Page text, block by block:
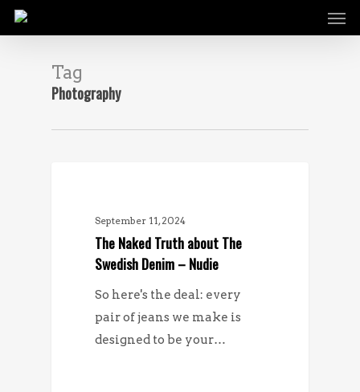
Skip
to
Tag
Photography
September 11, 2024
The Naked Truth about The
Swedish Denim – Nudie
So here's the deal: every
pair of jeans we make is
designed to be your…